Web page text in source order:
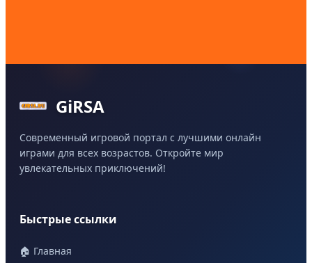
GiRSA
Современный игровой портал с лучшими онлайн
играми для всех возрастов. Откройте мир
увлекательных приключений!
Быстрые ссылки
🏠 Главная